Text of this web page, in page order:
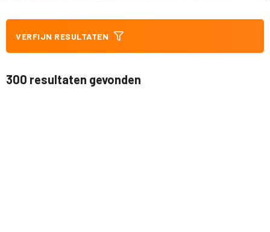
VERFIJN RESULTATEN
300 resultaten gevonden